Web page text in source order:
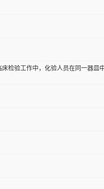
检验工作中，化验人员在同一器皿